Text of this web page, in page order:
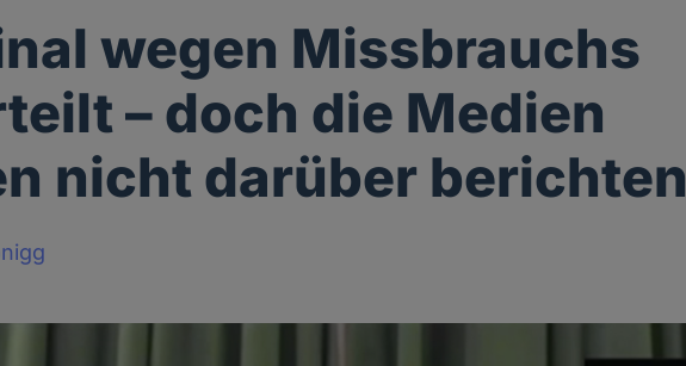
wegen Missbrauchs
– doch die Medien
nicht darüber berichten